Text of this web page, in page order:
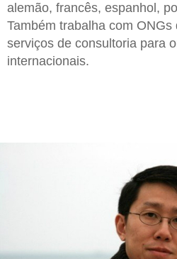
alemão, francês, espanhol,
Também trabalha com
serviços de consultoria para
internacionais.